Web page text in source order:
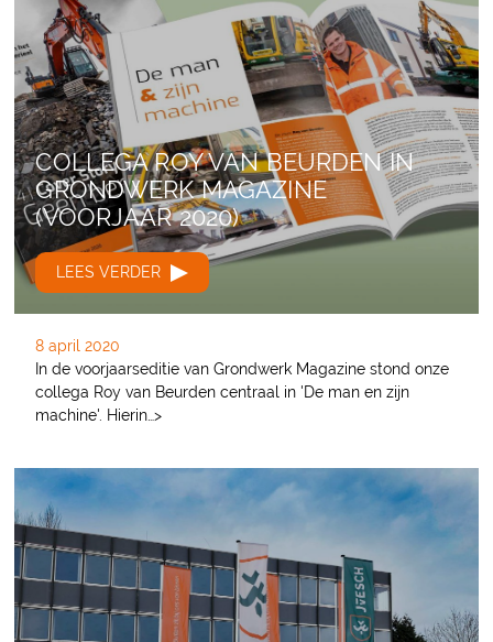
COLLEGA ROY VAN BEURDEN IN
GRONDWERK MAGAZINE
(VOORJAAR 2020)
LEES VERDER
8 april 2020
In de voorjaarseditie van Grondwerk Magazine stond onze
collega Roy van Beurden centraal in 'De man en zijn
machine'. Hierin…>